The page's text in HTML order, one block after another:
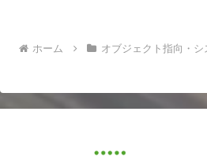
ホーム オブジェクト指向・シ